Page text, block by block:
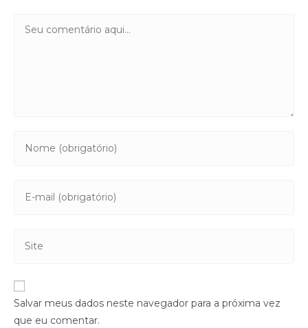
Salvar meus dados neste navegador para a próxima vez
que eu comentar.